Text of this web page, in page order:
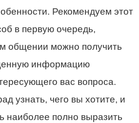
Рекомендуем этот
в первую очередь,
общении можно получить
информацию
вас вопроса.
узнать, чего вы хотите, и
наиболее полно выразить